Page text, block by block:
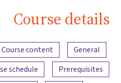
Course details
Content overview
General
Course content
Prerequisites
schedule